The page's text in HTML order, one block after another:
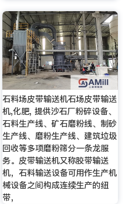
石料场皮带输送机石场皮带输送
机,化肥, 提供沙石厂粉碎设备、
石料生产线、矿石磨粉线、制砂
生产线、磨粉生产线、建筑垃圾
回收等多项磨粉筛分一条龙服
务。皮带输送机又称胶带输送
机，石料输送设备可用作生产机
械设备之间构成连续生产的纽
带，